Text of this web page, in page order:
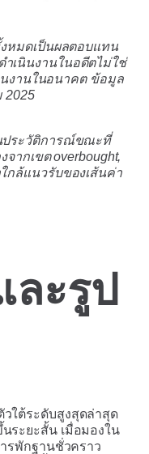
หมดเป็นผลตอบแทน
เนินงานในอดีตไม่ใช่
นงานในอนาคต ข้อมูล
2025
ประวัติการณ์ขณะที่
ากเขต overbought,
กล้แนวรับของเส้นค่า
ะรูป
ใต้ระดับสูงสุดล่าสุด
ระยะสั้น เมื่อมองใน
รพักฐานชั่วคราว